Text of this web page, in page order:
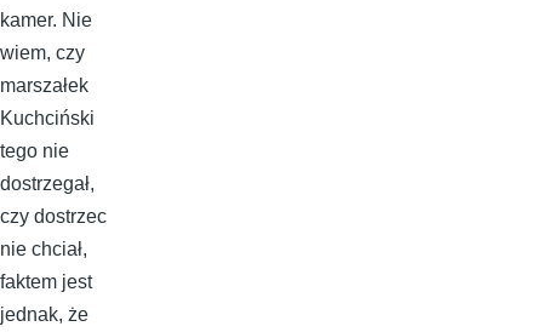
kamer. Nie
wiem, czy
marszałek
Kuchciński
tego nie
dostrzegał,
czy dostrzec
nie chciał,
faktem jest
jednak, że